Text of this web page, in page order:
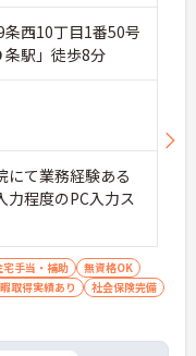
西10丁目1番50号
駅」徒歩8分
て業務経験ある
程度のPC入力ス
宅手当・補助
無資格OK
取得実績あり
社会保険完備